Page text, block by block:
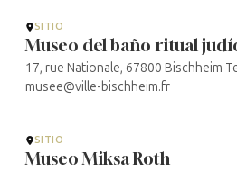
SITIO
Museo del baño ritual
17, rue Nationale, 67800 Bischheim
musee@ville-bischheim.fr
SITIO
Museo Miksa Roth